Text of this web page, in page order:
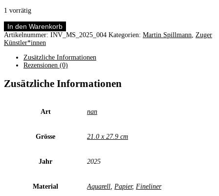
1 vorrätig
Guthirt
Sonnenstrasse
Menge
In den Warenkorb
Artikelnummer: INV_MS_2025_004 Kategorien: Martin Spillmann
Zuger
Künstler*innen
Zusätzliche Informationen
Rezensionen (0)
Zusätzliche Informationen
Art nan
Grösse 21.0 x 27.9 cm
Jahr 2025
Material Aquarell Papier, Fineliner